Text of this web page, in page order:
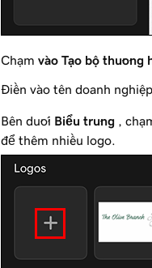
Chạm vào Tạo bộ thương
Điền vào tên doanh
Bên dưới Biểu trưng ,
để thêm nhiều logo.